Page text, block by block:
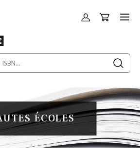
Allez
Panier
ÉCOLES